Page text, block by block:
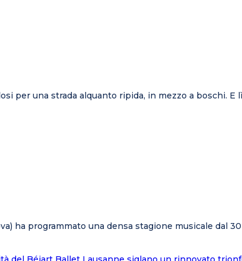
per una strada alquanto ripida, in mezzo a boschi.
ha programmato una densa stagione musicale dal